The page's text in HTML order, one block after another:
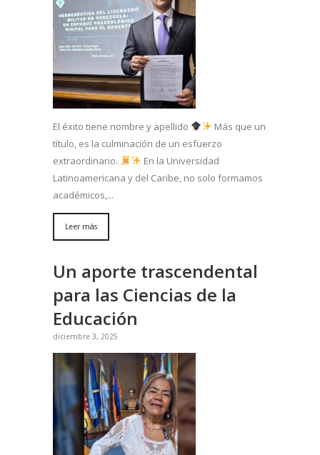
El éxito tiene nombre y apellido
Más que un
título, es la culminación de un esfuerzo
extraordinario.
En la Universidad
Latinoamericana y del Caribe, no solo formamos
académicos,...
Leer más
Un aporte trascendental
para las Ciencias de la
Educación
diciembre 3, 2025